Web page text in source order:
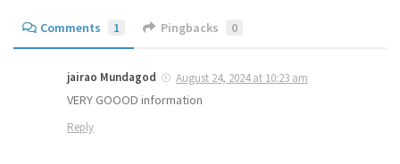
Comments 1 Pingbacks 0
jairao Mundagod August 24, 2024 at 10:23 am
VERY GOOOD information
Reply